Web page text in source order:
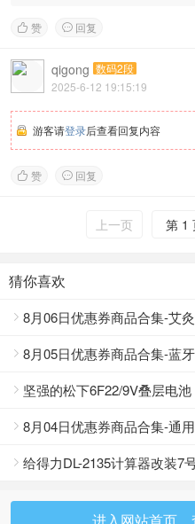
 赞  回复
qigong 数码2段
2025-6-12 19:15:19
游客请登录后查看回复内容
 赞  回复
上一页 第 1
猜你喜欢
 8月06日优惠券商品合集-艾
包！
 8月05日优惠券商品合集-蓝
 坚强的松下6F22/9V叠层电池
 8月04日优惠券商品合集-通
 给得力DL-2135计算器改装7